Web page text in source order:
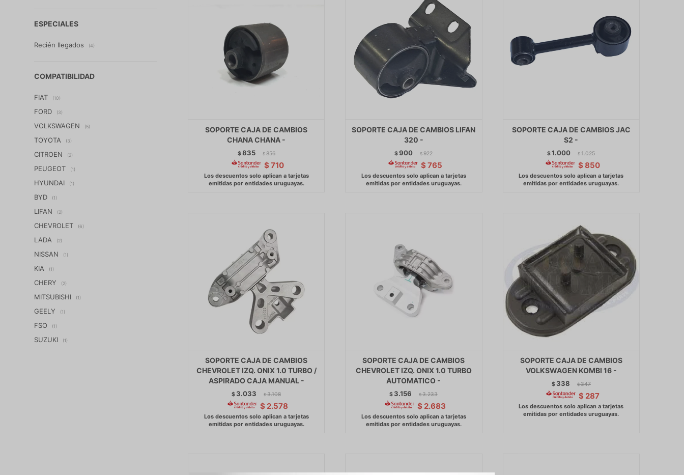
SOPORTE CAJA DE CAMBIOS
CHANA CHANA -
$835 $ 856
$ 710
SOPORTE CAJA DE CAMBIOS LIFAN
320 -
$900 $ 922
$ 765
SOPORTE CAJA DE CAMBIOS JAC
S2 -
$1.000 $ 1.025
$ 850
SOPORTE CAJA DE CAMBIOS
CHEVROLET IZQ. ONIX 1.0 TURBO /
ASPIRADO CAJA MANUAL -
$ 3.033 $ 3.108
$ 2.578
SOPORTE CAJA DE CAMBIOS
CHEVROLET IZQ. ONIX 1.0 TURBO
AUTOMATICO -
$ 3.156 $ 3.233
$ 2.683
SOPORTE CAJA DE CAMBIOS
VOLKSWAGEN KOMBI 16 -
$ 338 $ 347
$ 287
ESPECIALES
Recién llegados (4)
COMPATIBILIDAD
FIAT (10)
FORD (3)
VOLKSWAGEN (5)
TOYOTA (3)
CITROEN (2)
PEUGEOT (1)
HYUNDAI (1)
BYD (1)
LIFAN (2)
CHEVROLET (6)
LADA (2)
NISSAN (1)
KIA (1)
CHERY (2)
MITSUBISHI (1)
GEELY (1)
FSO (1)
SUZUKI (1)